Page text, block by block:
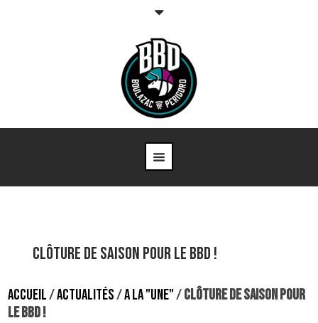
CLÔTURE DE SAISON POUR LE BBD !
ACCUEIL/ACTUALITÉS/A LA "UNE"/CLÔTURE DE SAISON POUR
LE BBD !